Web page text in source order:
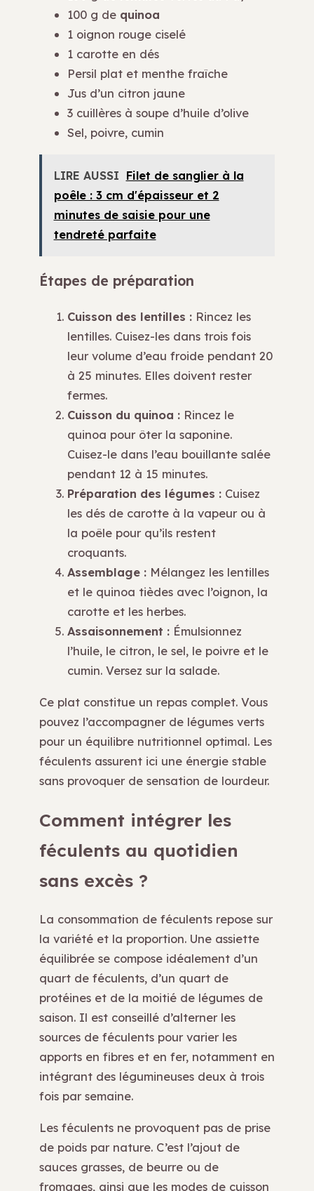
100 g de quinoa
1 oignon rouge ciselé
1 carotte en dés
Persil plat et menthe fraîche
Jus d’un citron jaune
3 cuillères à soupe d’huile d’olive
Sel, poivre, cumin
LIRE AUSSI Filet de sanglier à la
poêle : 3 cm d'épaisseur et 2
minutes de saisie pour une
tendreté parfaite
Étapes de préparation
Cuisson des lentilles : Rincez les
lentilles. Cuisez-les dans trois fois
leur volume d’eau froide pendant 20
à 25 minutes. Elles doivent rester
fermes.
Cuisson du quinoa : Rincez le
quinoa pour ôter la saponine.
Cuisez-le dans l’eau bouillante salée
pendant 12 à 15 minutes.
Préparation des légumes : Cuisez
les dés de carotte à la vapeur ou à
la poêle pour qu’ils restent
croquants.
Assemblage : Mélangez les lentilles
et le quinoa tièdes avec l’oignon, la
carotte et les herbes.
Assaisonnement : Émulsionnez
l’huile, le citron, le sel, le poivre et le
cumin. Versez sur la salade.
Ce plat constitue un repas complet. Vous
pouvez l’accompagner de légumes verts
pour un équilibre nutritionnel optimal. Les
féculents assurent ici une énergie stable
sans provoquer de sensation de lourdeur.
Comment intégrer les
féculents au quotidien
sans excès ?
La consommation de féculents repose sur
la variété et la proportion. Une assiette
équilibrée se compose idéalement d’un
quart de féculents, d’un quart de
protéines et de la moitié de légumes de
saison. Il est conseillé d’alterner les
sources de féculents pour varier les
apports en fibres et en fer, notamment en
intégrant des légumineuses deux à trois
fois par semaine.
Les féculents ne provoquent pas de prise
de poids par nature. C’est l’ajout de
sauces grasses, de beurre ou de
fromages, ainsi que les modes de cuisson